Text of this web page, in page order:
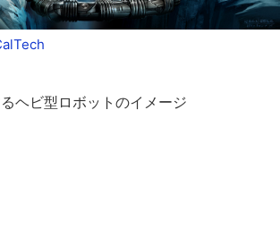
ヘビ型ロボットのイメージ